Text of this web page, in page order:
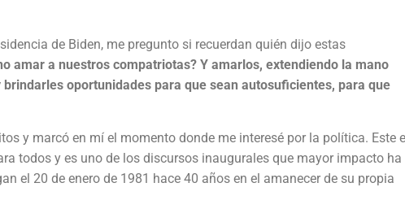
de Biden, me pregunto si recuerdan quién dijo estas
amar a nuestros compatriotas? Y amarlos, extendiendo la mano
oportunidades para que sean autosuficientes, para que
y marcó en mí el momento donde me interesé por la política. Este
todos y es uno de los discursos inaugurales que mayor impacto ha
el 20 de enero de 1981 hace 40 años en el amanecer de su propia